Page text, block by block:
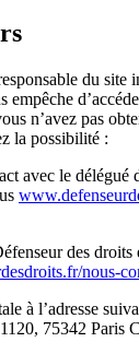
du site
empêche
n’avez pas
la possibilité :
avec le délégué
des
nous-
à l’adresse
75342 Paris